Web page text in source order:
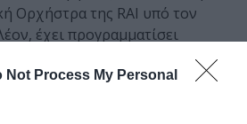
Not Process My Personal
Ορχήστρα της RAI υπό τον
έχει προγραμματίσει
Συμφωνική του Σικάγο υπό
Sokhiev.